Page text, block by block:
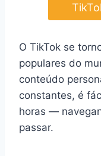
O TikTok se
populares do
conteúdo
constantes, é
horas —
passar.